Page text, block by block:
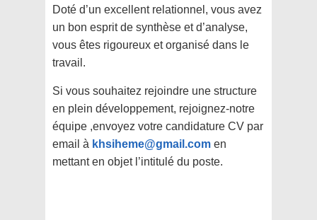
Doté d’un excellent relationnel, vous avez
un bon esprit de synthèse et d’analyse,
vous êtes rigoureux et organisé dans le
travail.
Si vous souhaitez rejoindre une structure
en plein développement, rejoignez-notre
équipe ,envoyez votre candidature CV par
email à khsiheme@gmail.com en
mettant en objet l’intitulé du poste.